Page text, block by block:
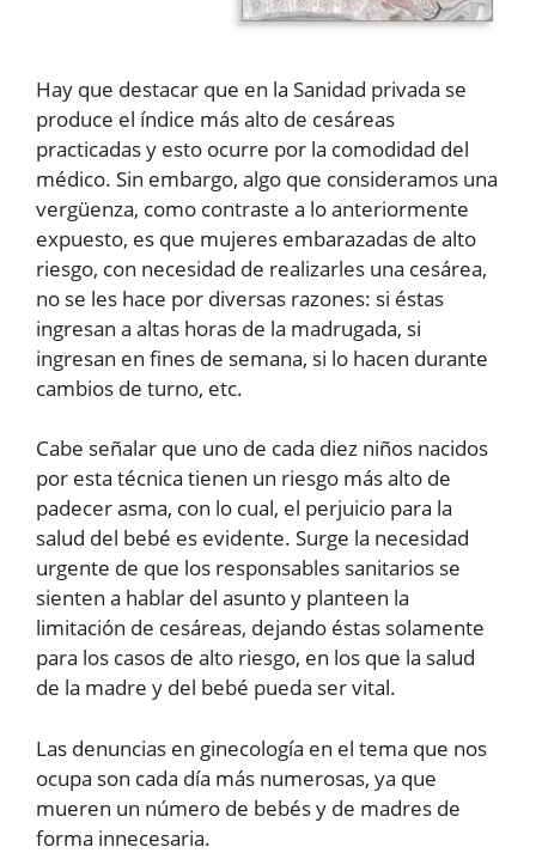
Hay que destacar que en la Sanidad privada se
produce el índice más alto de cesáreas
practicadas y esto ocurre por la comodidad del
médico. Sin embargo, algo que consideramos una
vergüenza, como contraste a lo anteriormente
expuesto, es que mujeres embarazadas de alto
riesgo, con necesidad de realizarles una cesárea,
no se les hace por diversas razones: si éstas
ingresan a altas horas de la madrugada, si
ingresan en fines de semana, si lo hacen durante
cambios de turno, etc.
Cabe señalar que uno de cada diez niños nacidos
por esta técnica tienen un riesgo más alto de
padecer asma, con lo cual, el perjuicio para la
salud del bebé es evidente. Surge la necesidad
urgente de que los responsables sanitarios se
sienten a hablar del asunto y planteen la
limitación de cesáreas, dejando éstas solamente
para los casos de alto riesgo, en los que la salud
de la madre y del bebé pueda ser vital.
Las denuncias en ginecología en el tema que nos
ocupa son cada día más numerosas, ya que
mueren un número de bebés y de madres de
forma innecesaria.